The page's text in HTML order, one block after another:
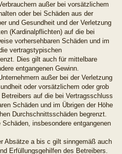
außer bei vorsätzlichem
oder bei Schäden aus der
und Gesundheit und der Verletzung
(Kardinalpflichten) auf die bei
vorhersehbaren Schäden und im
vertragstypischen
Dies gilt auch für mittelbare
entgangenen Gewinn.
außer bei der Verletzung
oder vorsätzlichem oder grob
auf die bei Vertragsschluss
Schäden und im Übrigen der Höhe
Durchschnittsschäden begrenzt.
insbesondere entgangenen
Absätze a bis c gilt sinngemäß auch
Erfüllungsgehilfen des Betreibers.